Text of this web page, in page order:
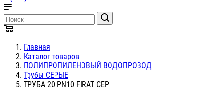
Главная
Каталог товаров
ПОЛИПРОПИЛЕНОВЫЙ ВОДОПРОВОД
Трубы СЕРЫЕ
ТРУБА 20 PN10 FIRAT СЕР